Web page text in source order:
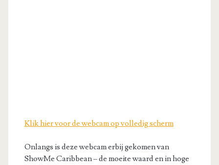
Klik hier voor de webcam op volledig scherm
Onlangs is deze webcam erbij gekomen van
ShowMe Caribbean – de moeite waard en in hoge